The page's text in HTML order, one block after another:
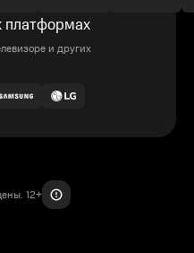
платформах
и других
12+